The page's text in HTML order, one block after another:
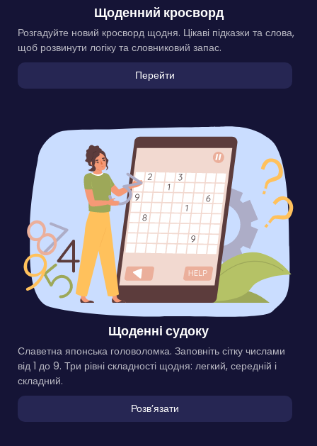
Щоденний кросворд
Розгадуйте новий кросворд щодня. Цікаві підказки та слова,
щоб розвинути логіку та словниковий запас.
Перейти
Щоденні судоку
Славетна японська головоломка. Заповніть сітку числами
від 1 до 9. Три рівні складності щодня: легкий, середній і
складний.
Розвʼязати